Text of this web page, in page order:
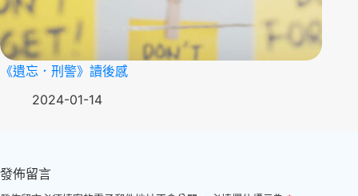
《遺忘．刑警》讀後感
2024-01-14
發佈留言